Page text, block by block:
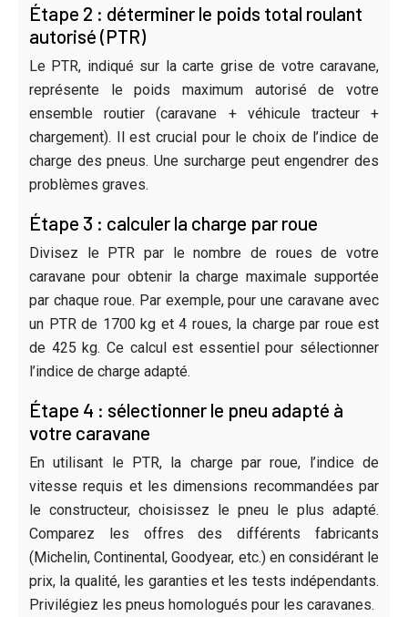
Étape 2 : déterminer le poids total roulant
autorisé (PTR)
Le PTR, indiqué sur la carte grise de votre caravane,
représente le poids maximum autorisé de votre
ensemble routier (caravane + véhicule tracteur +
chargement). Il est crucial pour le choix de l’indice de
charge des pneus. Une surcharge peut engendrer des
problèmes graves.
Étape 3 : calculer la charge par roue
Divisez le PTR par le nombre de roues de votre
caravane pour obtenir la charge maximale supportée
par chaque roue. Par exemple, pour une caravane avec
un PTR de 1700 kg et 4 roues, la charge par roue est
de 425 kg. Ce calcul est essentiel pour sélectionner
l’indice de charge adapté.
Étape 4 : sélectionner le pneu adapté à
votre caravane
En utilisant le PTR, la charge par roue, l’indice de
vitesse requis et les dimensions recommandées par
le constructeur, choisissez le pneu le plus adapté.
Comparez les offres des différents fabricants
(Michelin, Continental, Goodyear, etc.) en considérant le
prix, la qualité, les garanties et les tests indépendants.
Privilégiez les pneus homologués pour les caravanes.